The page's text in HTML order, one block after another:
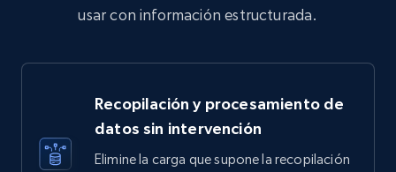
usar con información estructurada.
Recopilación y procesamiento de
datos sin intervención
Elimine la carga que supone la recopilación